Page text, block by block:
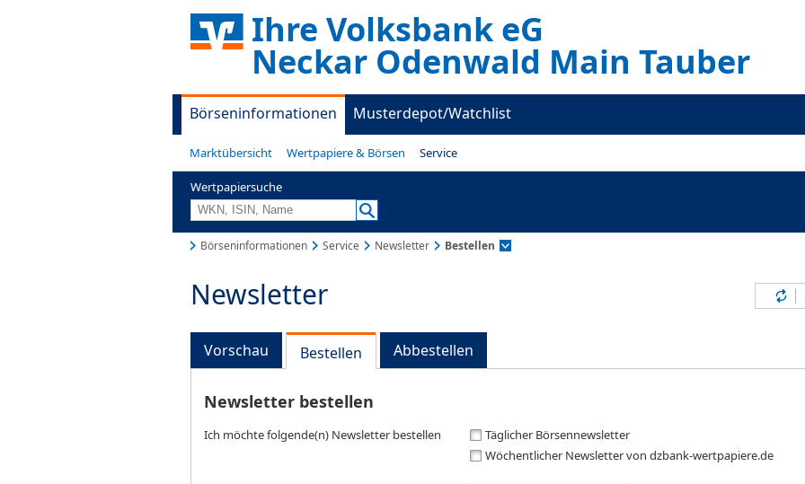
Ihre Volksbank eG
Neckar Odenwald Main Tauber
Börseninformationen Musterdepot/Watchlist
Marktübersicht Wertpapiere & Börsen Service
Wertpapiersuche
Börseninformationen Service Newsletter Bestellen
Newsletter
Vorschau Bestellen Abbestellen
Newsletter bestellen
Ich möchte folgende(n) Newsletter bestellen
Täglicher Börsennewsletter
Wöchentlicher Newsletter von dzbank-wertpapiere.de